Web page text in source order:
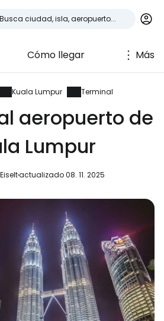
Cómo llegar Más
Kuala Lumpur Terminal
aeropuerto de
Lumpur
actualizado 08. 11. 2025
en
mundial de viajeros
con Google
con Facebook
con Email